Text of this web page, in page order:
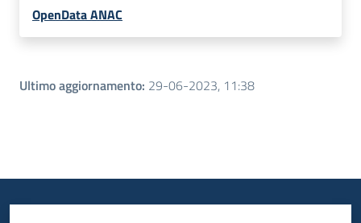
OpenData ANAC
Ultimo aggiornamento: 29-06-2023, 11:38